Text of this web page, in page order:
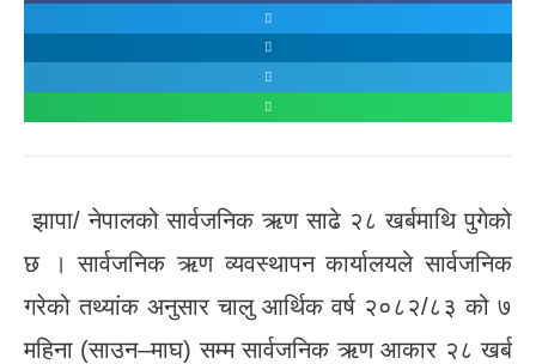
झापा/ नेपालको सार्वजनिक ऋण साढे २८ खर्बमाथि पुगेको
छ । सार्वजनिक ऋण व्यवस्थापन कार्यालयले सार्वजनिक
गरेको तथ्यांक अनुसार चालु आर्थिक वर्ष २०८२/८३ को ७
महिना (साउन–माघ) सम्म सार्वजनिक ऋण आकार २८ खर्ब